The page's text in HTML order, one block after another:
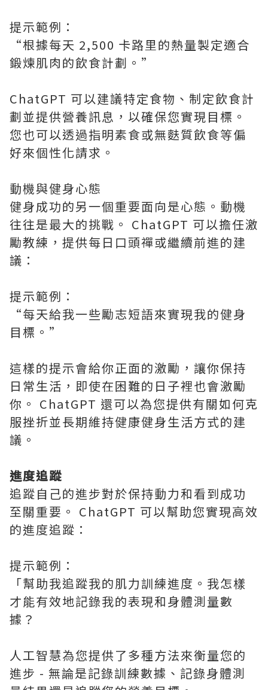
提示範例：
“根據每天 2,500 卡路里的熱量製定適合
鍛煉肌肉的飲食計劃。”
ChatGPT 可以建議特定食物、制定飲食計
劃並提供營養訊息，以確保您實現目標。
您也可以透過指明素食或無麩質飲食等偏
好來個性化請求。
動機與健身心態
健身成功的另一個重要面向是心態。動機
往往是最大的挑戰。 ChatGPT 可以擔任激
勵教練，提供每日口頭禪或繼續前進的建
議：
提示範例：
“每天給我一些勵志短語來實現我的健身
目標。”
這樣的提示會給你正面的激勵，讓你保持
日常生活，即使在困難的日子裡也會激勵
你。 ChatGPT 還可以為您提供有關如何克
服挫折並長期維持健康健身生活方式的建
議。
進度追蹤
追蹤自己的進步對於保持動力和看到成功
至關重要。 ChatGPT 可以幫助您實現高效
的進度追蹤：
提示範例：
「幫助我追蹤我的肌力訓練進度。我怎樣
才能有效地記錄我的表現和身體測量數
據？
人工智慧為您提供了多種方法來衡量您的
進步 - 無論是記錄訓練數據、記錄身體測